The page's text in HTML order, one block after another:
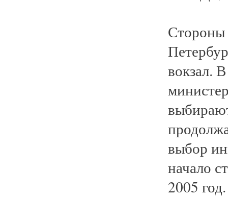
Стороны
вокзал.
выбор
начало
2005 год.